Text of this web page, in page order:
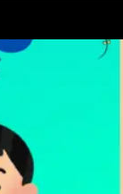
pequeno,
Algo
e o